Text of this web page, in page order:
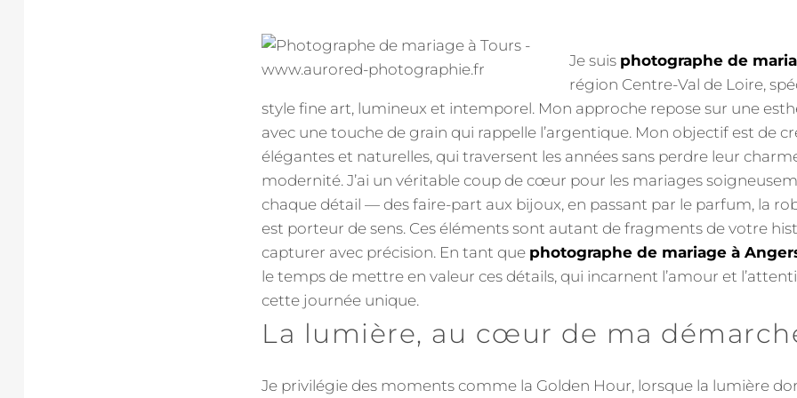
Je suis photographe de
région Centre-Val de Loire,
style fine art, lumineux et intemporel. Mon approche repose sur une
avec une touche de grain qui rappelle l’argentique. Mon objectif est de
élégantes et naturelles, qui traversent les années sans perdre leur
modernité. J’ai un véritable coup de cœur pour les mariages
chaque détail — des faire-part aux bijoux, en passant par le parfum, la
est porteur de sens. Ces éléments sont autant de fragments de votre
capturer avec précision. En tant que photographe de mariage à
le temps de mettre en valeur ces détails, qui incarnent l’amour et
cette journée unique.
La lumière, au cœur de ma
Je privilégie des moments comme la Golden Hour, lorsque la lumière